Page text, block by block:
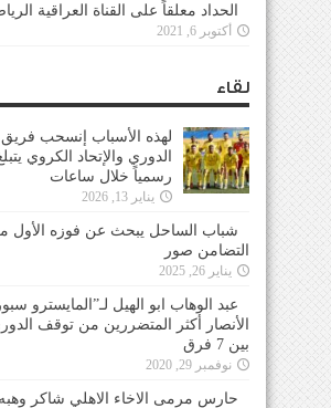
الحداد معلقاً على القناة العراقية
أكتوبر 6, 2021
لقاء
لهذه الأسباب إنسحب
الدوري والإتحاد الكروي
رسمياً خلال ساعات
يناير 13, 2026
شباب الساحل يبحث عن فوزه الأول
التضامن صور
يناير 26, 2025
عبد الوهاب ابو الهيل لـ”المايسترو
الأنصار أكثر المتضررين من توقف
بين 7 فرق
نوفمبر 29, 2020
حارس مرمى الاخاء الاهلي شاكر